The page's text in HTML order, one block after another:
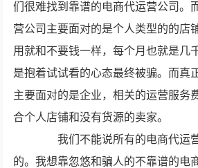
们很难找到靠谱的电商代运营公司。
营公司主要面对的是个人类型的的店
用就和不要钱一样，每个月也就是几
是抱着试试看的心态最终被骗。而真
主要面对的是企业，相关的运营服务
合个人店铺和没有货源的卖家。
我们不能说所有的电商代运
的。我想靠忽悠和骗人的不靠谱的电